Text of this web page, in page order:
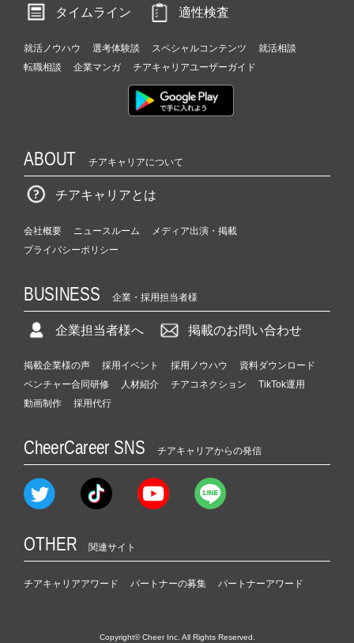
タイムライン
適性検査
就活ノウハウ 選考体験談 スペシャルコンテンツ
就活相談
転職相談
企業マンガ チアキャリアユーザーガイド
ABOUT チアキャリアについて
チアキャリアとは
会社概要 ニュースルーム
メディア出演・掲載
プライバシーポリシー
BUSINESS 企業・採用担当者様
企業担当者様へ 掲載のお問い合わせ
掲載企業様の声 採用イベント 採用ノウハウ
資料ダウンロード
ベンチャー合同研修
人材紹介 チアコネクション
TikTok運用
動画制作
採用代行
CheerCareer SNS チアキャリアからの発信
OTHER 関連サイト
チアキャリアアワード パートナーの募集 パートナーアワード
Copyright© Cheer Inc. All Rights Reserved.